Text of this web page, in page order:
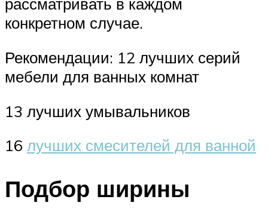
конкретном случае.
Рекомендации: 12 лучших серий
мебели для ванных комнат
13 лучших умывальников
16 лучших смесителей для ванной
Подбор ширины